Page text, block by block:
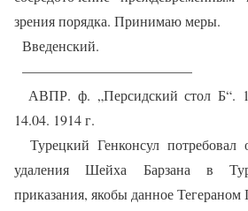
зрения порядка. Принимаю меры.
Введенский.
————————————
АВПР. ф. „Персидский стол Б“.
14.04. 1914 г.
Турецкий Генконсул
удаления Шейха Барзана в
приказания, якобы данное Тегераном